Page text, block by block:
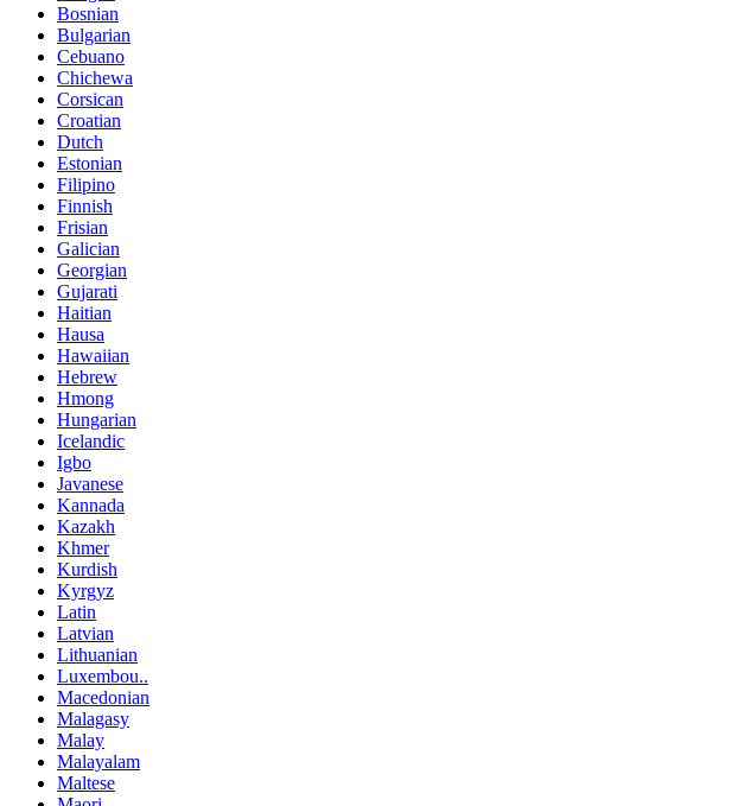
Bosnian
Bulgarian
Cebuano
Chichewa
Corsican
Croatian
Dutch
Estonian
Filipino
Finnish
Frisian
Galician
Georgian
Gujarati
Haitian
Hausa
Hawaiian
Hebrew
Hmong
Hungarian
Icelandic
Igbo
Javanese
Kannada
Kazakh
Khmer
Kurdish
Kyrgyz
Latin
Latvian
Lithuanian
Luxembou..
Macedonian
Malagasy
Malay
Malayalam
Maltese